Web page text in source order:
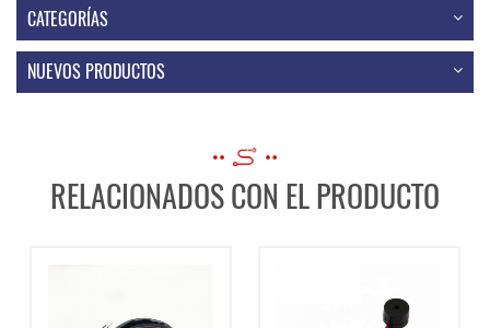
CATEGORÍAS
NUEVOS PRODUCTOS
RELACIONADOS CON EL PRODUCTO